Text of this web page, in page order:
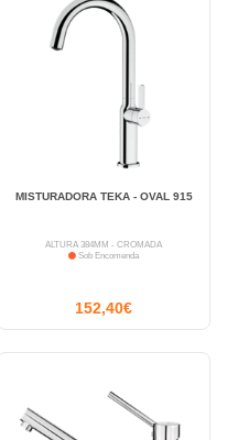
MISTURADORA TEKA - OVAL 915
ALTURA 384MM - CROMADA
Sob Encomenda
152,40€